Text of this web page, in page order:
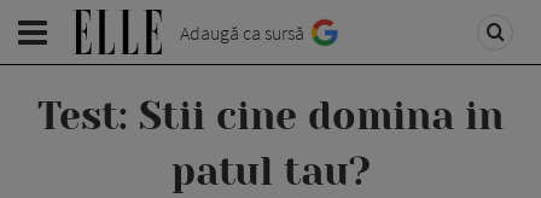
Adaugă ca sursă
Test: Stii cine domina in
patul tau?